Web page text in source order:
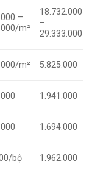
–
m²
18.732.000
–
29.333.000
m² 5.825.000
1.941.000
1.694.000
bộ 1.962.000